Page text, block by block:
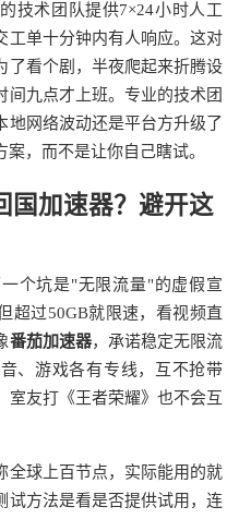
的技术团队提供7×24小时人工
工单十分钟内有人响应。这对
了看个剧，半夜爬起来折腾设
间九点才上班。专业的技术团
地网络波动还是平台方升级了
，而不是让你自己瞎试。
国加速器？避开这
个坑是"无限流量"的虚假宣
超过50GB就限速，看视频直
番茄加速器，承诺稳定无限流
、游戏各有专线，互不抢带
室友打《王者荣耀》也不会互
全球上百节点，实际能用的就
试方法是看是否提供试用，连